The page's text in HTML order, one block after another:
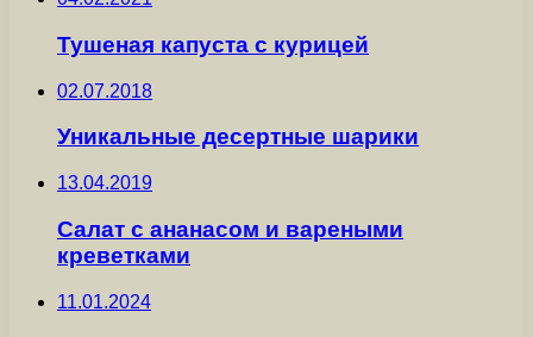
Тушеная капуста с курицей
02.07.2018
Уникальные десертные шарики
13.04.2019
Салат с ананасом и вареными
креветками
11.01.2024